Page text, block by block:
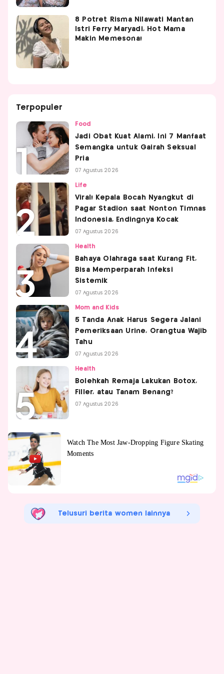
8 Potret Risma Nilawati Mantan
Istri Ferry Maryadi, Hot Mama
Makin Memesona!
Terpopuler
Food
Jadi Obat Kuat Alami, Ini 7 Manfaat
Semangka untuk Gairah Seksual
Pria
07 Agustus 2026
Life
Viral! Kepala Bocah Nyangkut di
Pagar Stadion saat Nonton Timnas
Indonesia, Endingnya Kocak
07 Agustus 2026
Health
Bahaya Olahraga saat Kurang Fit,
Bisa Memperparah Infeksi
Sistemik
07 Agustus 2026
Mom and Kids
5 Tanda Anak Harus Segera Jalani
Pemeriksaan Urine, Orangtua Wajib
Tahu
07 Agustus 2026
Health
Bolehkah Remaja Lakukan Botox,
Filler, atau Tanam Benang?
07 Agustus 2026
Telusuri berita women lainnya